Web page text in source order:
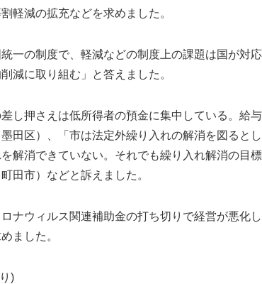
軽減の拡充などを求めました。
一の制度で、軽減などの制度上の課題は国が対
減に取り組む」と答えました。
し押さえは低所得者の預金に集中している。給与
田区）、「市は法定外繰り入れの解消を図ると
解消できていない。それでも繰り入れ解消の目
田市）などと訴えました。
ナウィルス関連補助金の打ち切りで経営が悪化
ました。
)